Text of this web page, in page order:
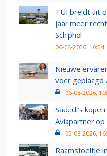
TUI breidt uit
jaar meer
Schiphol
06-08-2026, 10:24
Nieuwe
voor geplaagd
06-08-2026,
Saoedi’s
Aviapartner op
05-08-2026,
Raamstoeltje